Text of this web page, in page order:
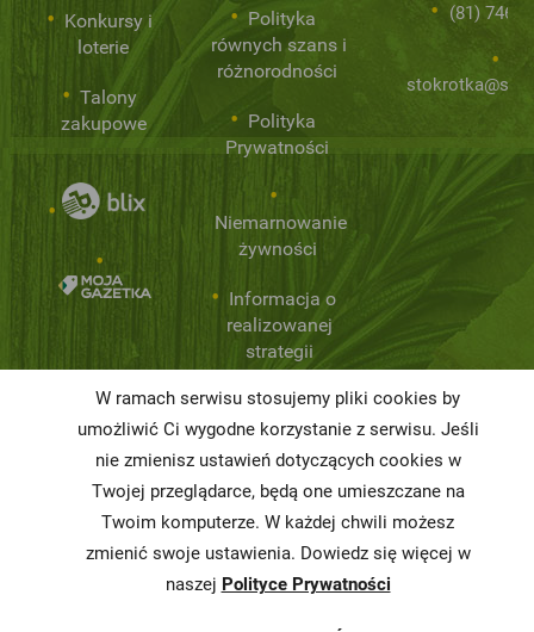
Konkursy i
loterie
Talony
zakupowe
Polityka
równych szans i
różnorodności
Polityka
Prywatności
Niemarnowanie
żywności
Informacja o
realizowanej
strategii
podatkowej
Karty
charakterystyki
Butelkomaty
(81) 746
W ramach serwisu stosujemy pliki cookies by
umożliwić Ci wygodne korzystanie z serwisu. Jeśli
nie zmienisz ustawień dotyczących cookies w
Twojej przeglądarce, będą one umieszczane na
Twoim komputerze. W każdej chwili możesz
zmienić swoje ustawienia. Dowiedz się więcej w
naszej Polityce Prywatności